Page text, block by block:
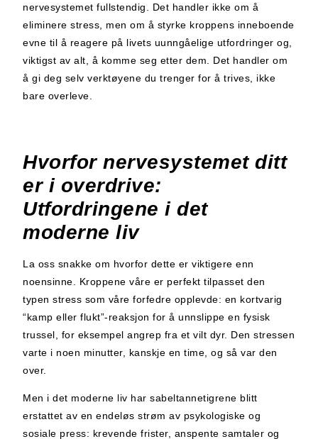
nervesystemet fullstendig. Det handler ikke om å
eliminere stress, men om å styrke kroppens inneboende
evne til å reagere på livets uunngåelige utfordringer og,
viktigst av alt, å komme seg etter dem. Det handler om
å gi deg selv verktøyene du trenger for å trives, ikke
bare overleve.
Hvorfor nervesystemet ditt
er i overdrive:
Utfordringene i det
moderne liv
La oss snakke om hvorfor dette er viktigere enn
noensinne. Kroppene våre er perfekt tilpasset den
typen stress som våre forfedre opplevde: en kortvarig
“kamp eller flukt”-reaksjon for å unnslippe en fysisk
trussel, for eksempel angrep fra et vilt dyr. Den stressen
varte i noen minutter, kanskje en time, og så var den
over.
Men i det moderne liv har sabeltannetigrene blitt
erstattet av en endeløs strøm av psykologiske og
sosiale press: krevende frister, anspente samtaler og